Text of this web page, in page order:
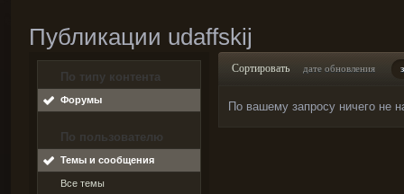
Публикации udaffskij
По типу контента
Форумы
По пользователю
Темы и сообщения
Все темы
Сортировать дате обновления
По вашему запросу ничего не